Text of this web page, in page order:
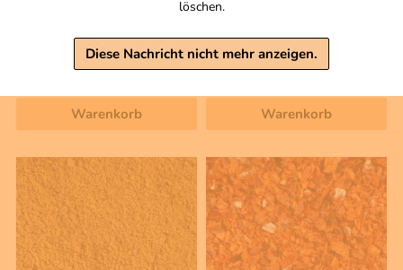
löschen.
Diese Nachricht nicht mehr anzeigen.
inkl. MwSt, zzgl. Versand
Warenkorb
inkl. MwSt, zzgl. Versand
Grundpreis 1 KG: 190,00 €
Warenkorb